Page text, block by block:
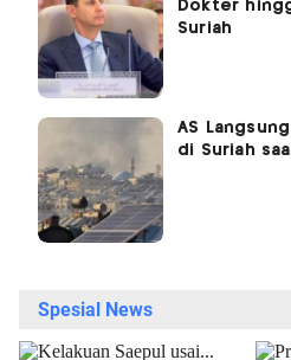
Dokter
Suriah
AS
di Suriah